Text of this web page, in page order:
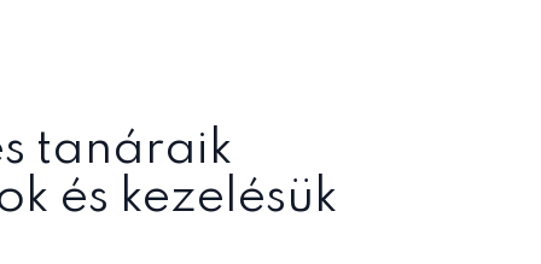
tanáraik
és kezelésük